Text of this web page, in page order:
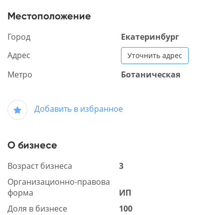
Местоположение
Город
Екатеринбург
Адрес
Уточнить адрес
Метро Ботаническая
Добавить в избранное
О бизнесе
Возраст бизнеса
3
Организационно-правова
форма
ИП
Доля в бизнесе
100